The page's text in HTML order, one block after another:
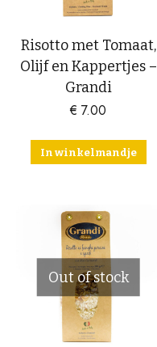
Risotto met Tomaat,
Olijf en Kappertjes –
Grandi
€ 7.00
In winkelmandje
Out of stock